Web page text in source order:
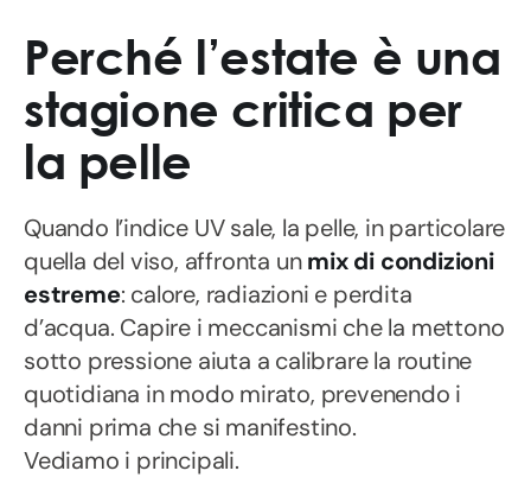
Perché l’estate è una
stagione critica per
la pelle
Quando l’indice UV sale, la pelle, in particolare
quella del viso, affronta unmix di condizioni
estreme: calore, radiazioni e perdita
d’acqua. Capire i meccanismi che la mettono
sotto pressione aiuta a calibrare la routine
quotidiana in modo mirato, prevenendo i
danni prima che si manifestino.
Vediamo i principali.